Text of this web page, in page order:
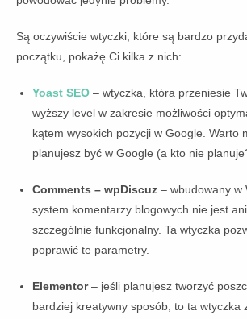
Są oczywiście wtyczki, które są bardzo
początku, pokażę Ci kilka z nich:
Yoast SEO – wtyczka, która przeniesie
wyższy level w zakresie możliwości
kątem wysokich pozycji w Google. Warto
planujesz być w Google (a kto nie
Comments – wpDiscuz – wbudowany w
system komentarzy blogowych nie jest
szczególnie funkcjonalny. Ta wtyczka
poprawić te parametry.
Elementor– jeśli planujesz tworzyć
bardziej kreatywny sposób, to ta wtyczka